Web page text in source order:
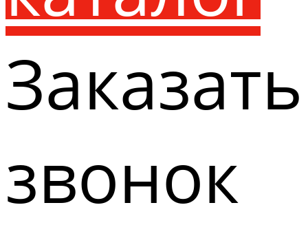
Заказать
звонок